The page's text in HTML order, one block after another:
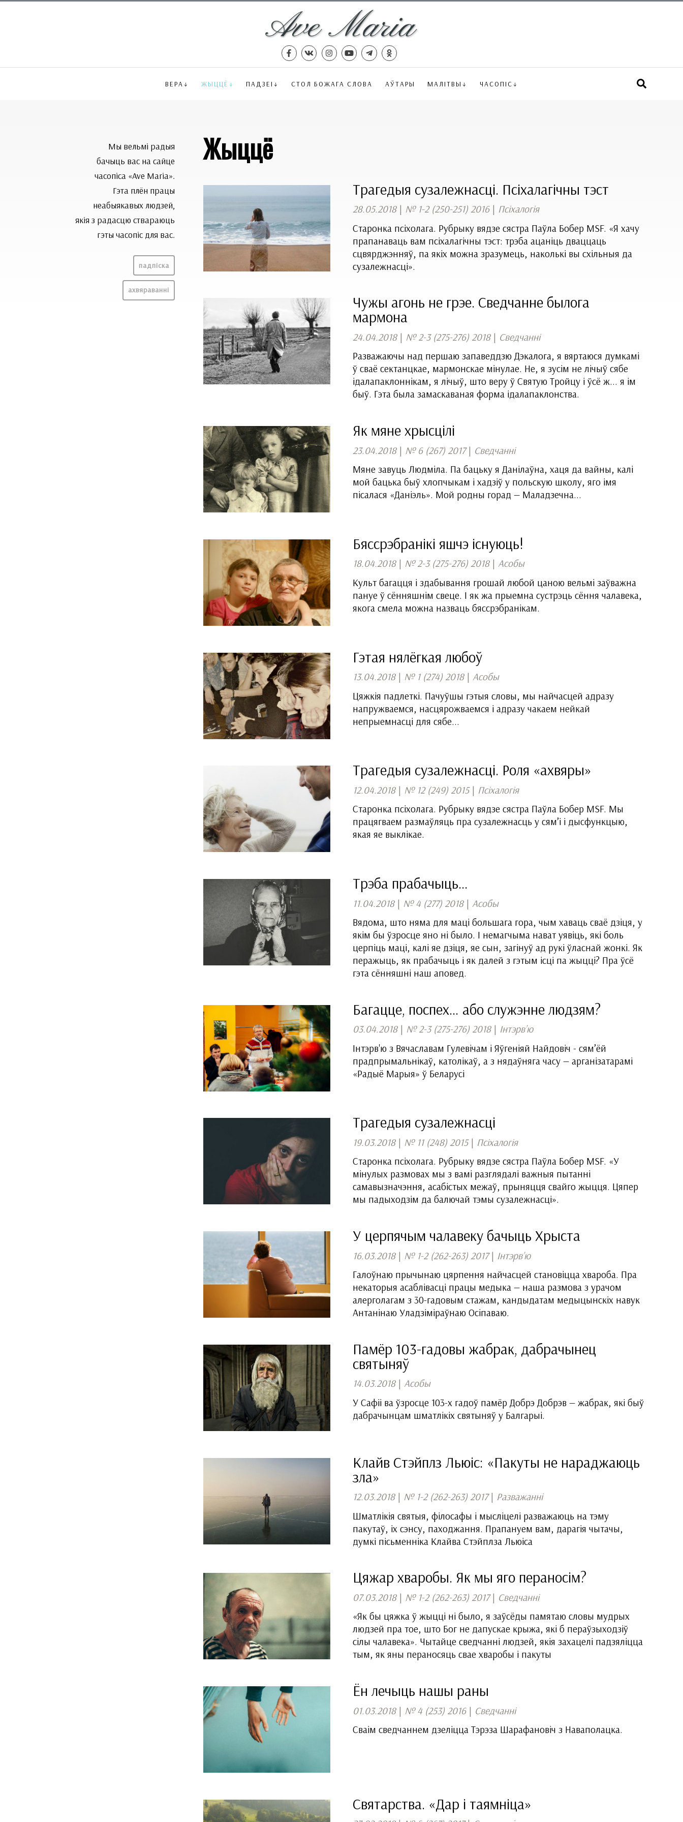
ВЕРА ЖЫЦЦЁ ПАДЗЕІ СТОЛ БОЖАГА СЛОВА АЎТАРЫ МАЛІТВЫ ЧАСОПІС
Жыццё
Трагедыя сузалежнасці. Псіхалагічны тэст
28.05.2018 | № 1-2 (250-251) 2016 | Псіхалогія
Старонка псіхолага. Рубрыку вядзе сястра Паўла Бобер MSF. «Я хачу
прапанаваць вам псіхалагічны тэст: трэба ацаніць дваццаць
сцвярджэнняў, па якіх можна зразумець, наколькі вы схільныя да
сузалежнасці».
Чужы агонь не грэе. Сведчанне былога
мармона
24.04.2018 | № 2-3 (275-276) 2018 | Сведчанні
Разважаючы над першаю запаведдзю Дэкалога, я вяртаюся думкамі
ў сваё сектанцкае, мармонскае мінулае. Не, я зусім не лічыў сябе
ідалапаклоннікам, я лічыў, што веру ў Святую Тройцу і ўсё ж... я ім
быў. Гэта была замаскаваная форма ідалапаклонства.
Як мяне хрысцілі
23.04.2018 | № 6 (267) 2017 | Сведчанні
Мяне завуць Людміла. Па баць­ку я Данілаўна, хаця да вайны, калі
мой бацька быў хлопчыкам і хадзіў у польскую школу, яго імя
пісалася «Даніэль». Мой родны горад — Маладзечна...
Бяссрэбранікі яшчэ існуюць!
18.04.2018 | № 2-3 (275-276) 2018 | Асобы
Культ багацця і здабывання грошай любой цаною вельмі заўважна
пануе ў сённяшнім свеце. І як жа прыемна сустрэць сёння чалавека,
якога смела можна назваць бяссрэбранікам.
Гэтая нялёгкая любоў
13.04.2018 | № 1 (274) 2018 | Асобы
Цяжкія падлеткі. Пачуўшы гэтыя словы, мы найчасцей адразу
напружваемся, насцярожваемся і адразу чакаем нейкай
непрыемнасці для сябе...
Трагедыя сузалежнасці. Роля «ахвяры»
12.04.2018 | № 12 (249) 2015 | Псіхалогія
Старонка псіхолага. Рубрыку вядзе сястра Паўла Бобер MSF. Мы
працягваем размаўляць пра сузалежнасць у сям’і і дысфункцыю,
якая яе выклікае.
Трэба прабачыць...
11.04.2018 | № 4 (277) 2018 | Асобы
Вядома, што няма для маці большага гора, чым хаваць сваё дзіця, у
якім бы ўзросце яно ні было. І немагчыма нават уя­віць, які боль
церпіць маці, калі яе дзіця, яе сын, загінуў ад рукі ўласнай жонкі. Як
перажыць, як прабачыць і як далей з гэтым ісці па жыцці? Пра ўсё
гэта сённяшні наш аповед.
Багацце, поспех… або служэнне людзям?
03.04.2018 | № 2-3 (275-276) 2018 | Інтэрв’ю
Інтэрв'ю з Вячаславам Гулевічам і Яўгеніяй Найдовіч - сям’ёй
прадпрымальнікаў, католікаў, а з нядаўняга часу — арганізатарамі
«Радыё Марыя» ў Беларусі
Трагедыя сузалежнасці
19.03.2018 | № 11 (248) 2015 | Псіхалогія
Старонка псіхолага. Рубрыку вядзе сястра Паўла Бобер MSF. «У
мінулых размовах мы з вамі разглядалі важныя пытанні
самавызначэння, асабістых межаў, прыняцця свайго жыцця. Цяпер
мы падыходзім да балючай тэмы сузалежнасці».
У церпячым чалавеку бачыць Хрыста
16.03.2018 | № 1-2 (262-263) 2017 | Інтэрв’ю
Галоўнаю прычынаю цярпення найчасцей становіцца хвароба. Пра
некаторыя асаблівасці працы медыка — наша размова з урачом
алерголагам з 30-гадовым стажам, кандыдатам медыцынскіх навук
Антанінаю Уладзіміраўнаю Осіпаваю.
Памёр 103-гадовы жабрак, дабрачынец
святыняў
14.03.2018 | Асобы
У Сафіі ва ўзросце 103-х гадоў памёр Добрэ Добрэв — жабрак, які быў
дабрачынцам шматлікіх святыняў у Балгарыі.
Клайв Стэйплз Льюіс: «Пакуты не нараджаюць
зла»
12.03.2018 | № 1-2 (262-263) 2017 | Разважанні
Шматлікія святыя, філосафы і мысліцелі разважаюць на тэму
пакутаў, іх сэнсу, паходжання. Прапануем вам, дарагія чытачы,
думкі пісьменніка Клайва Стэйплза Льюіса
Цяжар хваробы. Як мы яго пераносім?
07.03.2018 | № 1-2 (262-263) 2017 | Сведчанні
«Як бы цяжка ў жыцці ні было, я заўсёды памятаю словы мудрых
людзей пра тое, што Бог не дапускае крыжа, які б пераўзыходзіў
сілы чалавека». Чытайце сведчанні людзей, якія захацелі падзяліцца
тым, як яны пераносяць свае хваробы і пакуты
Ён лечыць нашы раны
01.03.2018 | № 4 (253) 2016 | Сведчанні
Cваім сведчаннем дзеліцца Тэрэза Шарафановіч з Наваполацка.
Святарства. «Дар і таямніца»
Мы вельмі радыя
бачыць вас на сайце
часопіса «Ave Maria».
Гэта плён працы
неабыякавых людзей,
якія з радасцю ствараюць
гэты часопіс для вас.
падпіска
ахвяраванні